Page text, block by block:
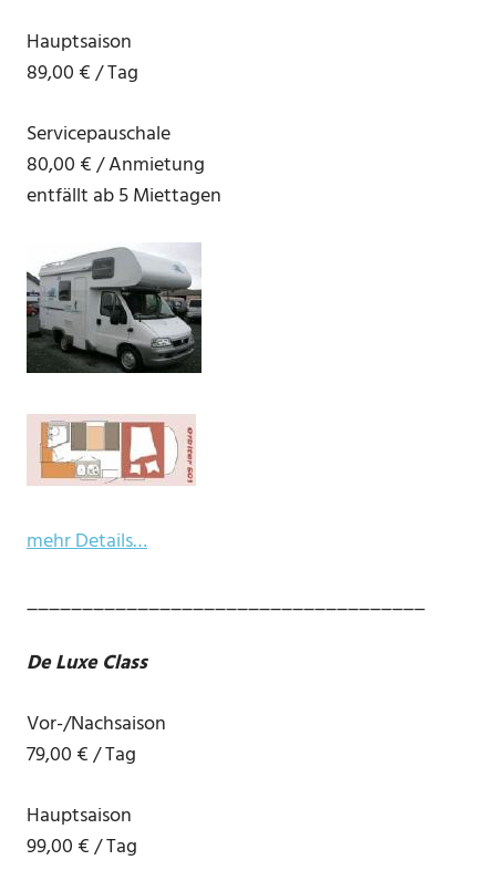
Hauptsaison
89,00 € / Tag
Servicepauschale
80,00 € / Anmietung
entfällt ab 5 Miettagen
mehr Details…
____________________________________
De Luxe Class
Vor-/Nachsaison
79,00 € / Tag
Hauptsaison
99,00 € / Tag